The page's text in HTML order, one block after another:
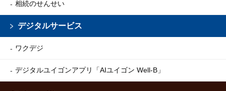
相続のせんせい
デジタルサービス
ワクデジ
デジタルユイゴンアプリ 「AIユイゴン Well-B」